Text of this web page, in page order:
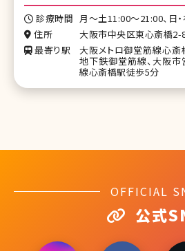
診療時間 月～土11:00～21:00、日
住所
大阪市中央区東心斎橋2-
最寄り駅
大阪メトロ御堂筋線心斎
地下鉄御堂筋線、大阪
線心斎橋駅徒歩5分
OFFICIAL
公式